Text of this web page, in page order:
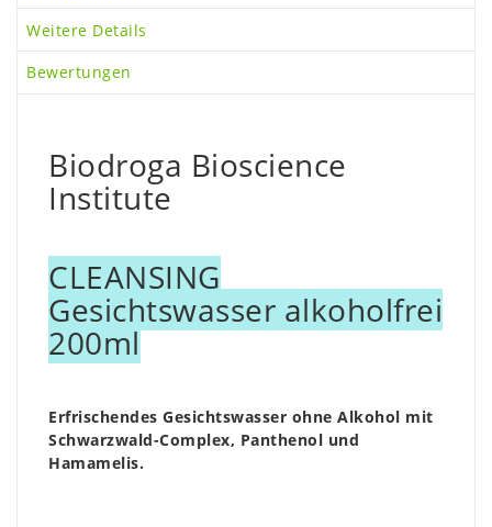
Weitere Details
Bewertungen
Biodroga Bioscience
Institute
CLEANSING
Gesichtswasser alkoholfrei
200ml
Erfrischendes Gesichtswasser ohne Alkohol mit
Schwarzwald-Complex, Panthenol und
Hamamelis.